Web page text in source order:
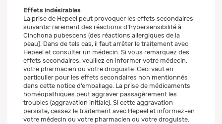
Effets indésirables
La prise de Hepeel peut provoquer les effets secondaires
suivants: rarement des réactions d’hypersensibilité à
Cinchona pubescens (des réactions allergiques de la
peau). Dans de tels cas, il faut arrêter le traitement avec
Hepeel et consulter un médecin. Si vous remarquez des
effets secondaires, veuillez en informer votre médecin,
votre pharmacien ou votre droguiste. Ceci vaut en
particulier pour les effets secondaires non mentionnés
dans cette notice d’emballage. La prise de médicaments
homéopathiques peut aggraver passagèrement les
troubles (aggravation initiale). Si cette aggravation
persiste, cessez le traitement avec Hepeel et informez-en
votre médecin ou votre pharmacien ou votre droguiste.